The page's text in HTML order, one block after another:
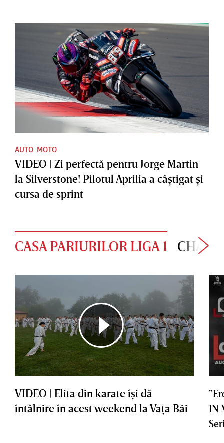
AUTO-MOTO
VIDEO | Zi perfectă pentru Jorge Martin
la Silverstone! Pilotul Aprilia a câştigat şi
cursa de sprint
CASA PARIURILOR LIGA 1
VIDEO | Elita din karate îşi dă
întâlnire în acest weekend la Vaţa Băi
IN